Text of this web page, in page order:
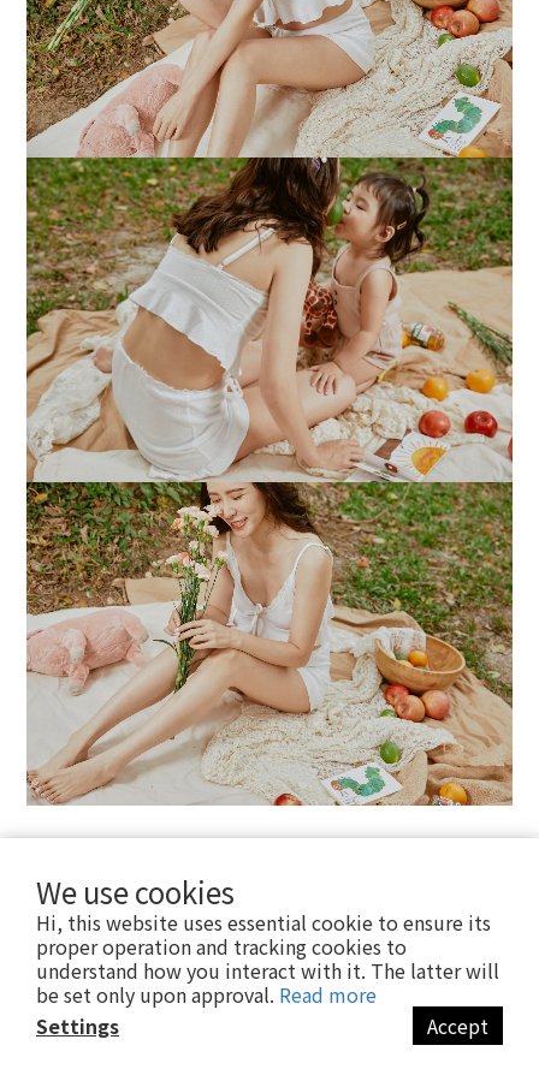
We use cookies
Hi, this website uses essential cookie to ensure its
proper operation and tracking cookies to
understand how you interact with it. The latter will
be set only upon approval. Read more
Settings
Accept